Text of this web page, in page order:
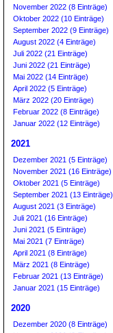
November 2022 (8 Einträge)
Oktober 2022 (10 Einträge)
September 2022 (9 Einträge)
August 2022 (4 Einträge)
Juli 2022 (21 Einträge)
Juni 2022 (21 Einträge)
Mai 2022 (14 Einträge)
April 2022 (5 Einträge)
März 2022 (20 Einträge)
Februar 2022 (8 Einträge)
Januar 2022 (12 Einträge)
2021
Dezember 2021 (5 Einträge)
November 2021 (16 Einträge)
Oktober 2021 (5 Einträge)
September 2021 (13 Einträge)
August 2021 (3 Einträge)
Juli 2021 (16 Einträge)
Juni 2021 (5 Einträge)
Mai 2021 (7 Einträge)
April 2021 (8 Einträge)
März 2021 (8 Einträge)
Februar 2021 (13 Einträge)
Januar 2021 (15 Einträge)
2020
Dezember 2020 (8 Einträge)